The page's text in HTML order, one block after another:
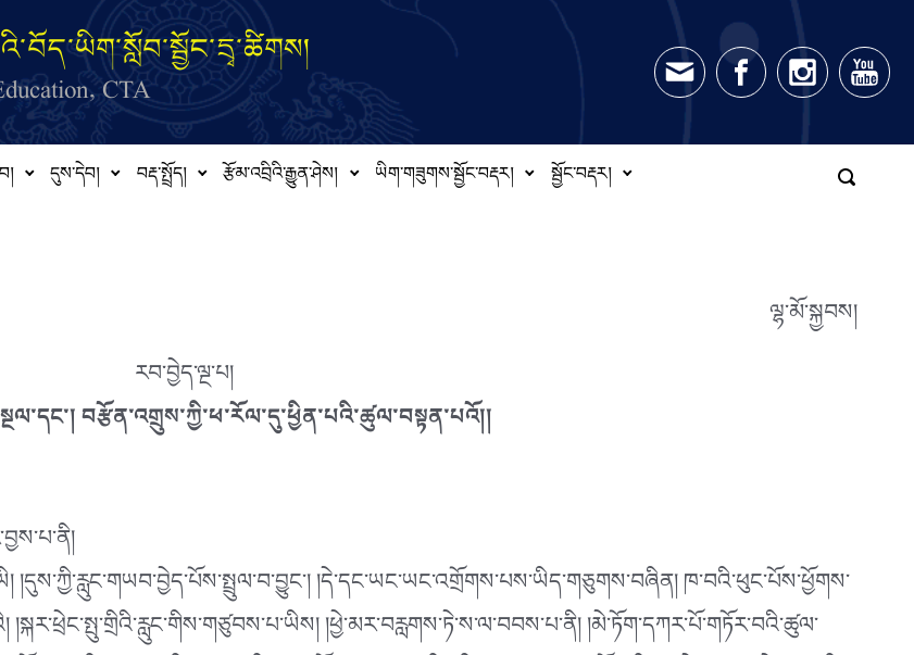
CTA
དུས་དེབ། བརྡ་སྤྲོད། རྩོམ་འབྲིའི་རྒྱུན་ཤེས། ཡིག་གཟུགས་སྦྱོང་བརྡར། སྦྱོང་བརྡར།
ལྷ་མོ་སྐྱབས།
རབ་བྱེད་ལྔ་པ།
བརྩོན་འགྲུས་ཀྱི་ཕ་རོལ་དུ་ཕྱིན་པའི་ཚུལ་བསྟན་པའོ།།
།དུས་ཀྱི་རླུང་གཡབ་བྱེད་པོས་སྤྲུལ་བ་བྱུང༌། །དེ་དང་ཡང་ཡང་འགྲོགས་པས་ཡིད་གཅུགས་བཞིན། ཁ་བའི་ཕུང་པོས་ཕྱོགས་
།ཕྱེ་མར་བརླགས་ཏེ་ས་ལ་བབས་པ་ནི། །མེ་ཏོག་དཀར་པོ་གཏོར་བའི་ཚུལ་